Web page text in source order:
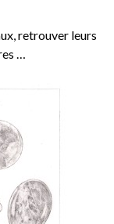
retrouver leurs
…